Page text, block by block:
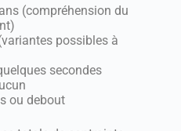
(compréhension du
possibles à
secondes
ou debout